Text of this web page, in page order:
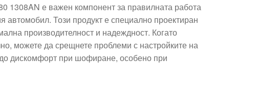
1308AN е важен компонент за правилната работа
автомобил. Този продукт е специално проектиран
производителност и надеждност. Когато
можете да срещнете проблеми с настройките на
дискомфорт при шофиране, особено при